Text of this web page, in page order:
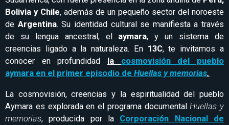
Bolivia y Chile, además de un pequeño sector del noroeste
de Argentina. Su identidad cultural se manifiesta a través
de su lengua ancestral, el aymara, y un sistema de
creencias ligado a la naturaleza. En 13C, te invitamos a
conocer en profundidad
la cosmovisión del pueblo
aymara en el primer episodio de Huellas y memorias.
La cosmovisión, creencias y la espiritualidad del pueblo
Aymara es explorada en el programa documentalHuellas y
memorias, producida por la Corporación Nacional de